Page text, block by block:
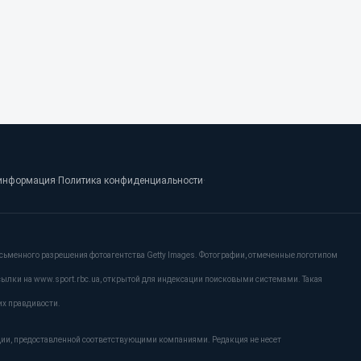
· Политика конфиденциальности·
разрешения фотоагентства Getty Images. Фотографии, отмеченные логотипом
на www.sport.rbc.ua, открытой для индексации поисковыми системами. Такая
правдивости.
предоставленной соответствующими компаниями. Редакция не несет